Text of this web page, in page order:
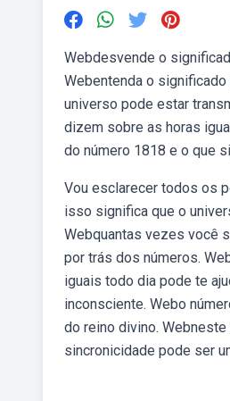
Webdesvende o
Webentenda o
universo pode estar
dizem sobre as horas
do número 1818 e o que
Vou esclarecer todos os
isso significa que o
Webquantas vezes você
por trás dos números.
iguais todo dia pode te
inconsciente. Webo
do reino divino.
sincronicidade pode ser